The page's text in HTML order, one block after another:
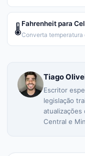
🌡️Fahrenheit para
Converta temperatura
Tiago
Escritor
legislação
atualizações
Central e